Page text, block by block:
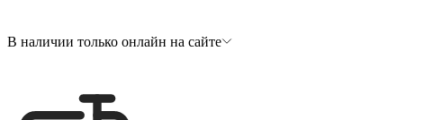
В наличии только онлайн на сайте